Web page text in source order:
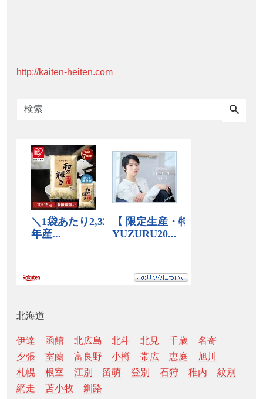
http://kaiten-heiten.com
北海道
伊達 函館 北広島 北斗 北見 千歳
名寄
夕張
室蘭 富良野 小樽 帯広 恵庭
旭川
札幌
根室 江別 留萌 登別 石狩 稚内
紋別
網走
苫小牧 釧路